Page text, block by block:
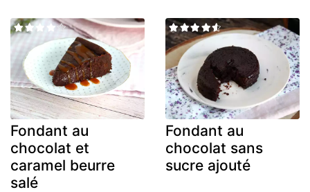
Fondant au
chocolat et
caramel beurre
salé
Fondant au
chocolat sans
sucre ajouté